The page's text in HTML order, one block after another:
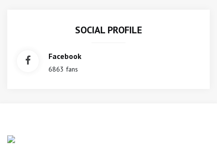
SOCIAL PROFILE
Facebook
6863 fans